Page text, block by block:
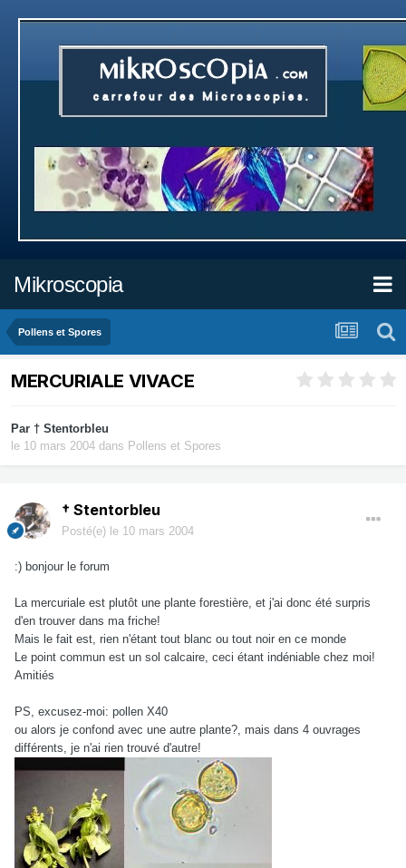
Mikroscopia
Pollens et Spores
MERCURIALE VIVACE
Par † Stentorbleu
le 10 mars 2004 dans Pollens et Spores
† Stentorbleu
Posté(e) le 10 mars 2004
:) bonjour le forum
La mercuriale est plutôt une plante forestière, et j'ai donc été surpris
d'en trouver dans ma friche!
Mais le fait est, rien n'étant tout blanc ou tout noir en ce monde
Le point commun est un sol calcaire, ceci étant indéniable chez moi!
Amitiés
PS, excusez-moi: pollen X40
ou alors je confond avec une autre plante?, mais dans 4 ouvrages
différents, je n'ai rien trouvé d'autre!